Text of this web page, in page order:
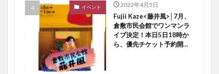
イベント 2022年4月5日
Fujii Kaze<藤井風>│7月、
倉敷市民会館でワンマンラ
イブ決定！本日5日18時か
ら、優先チケット予約開始